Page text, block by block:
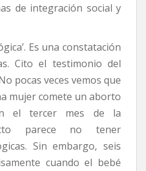
de integración social y
Es una constatación
Cito el testimonio del
pocas veces vemos que
mujer comete un aborto
el tercer mes de la
parece no tener
Sin embargo, seis
cuando el bebé